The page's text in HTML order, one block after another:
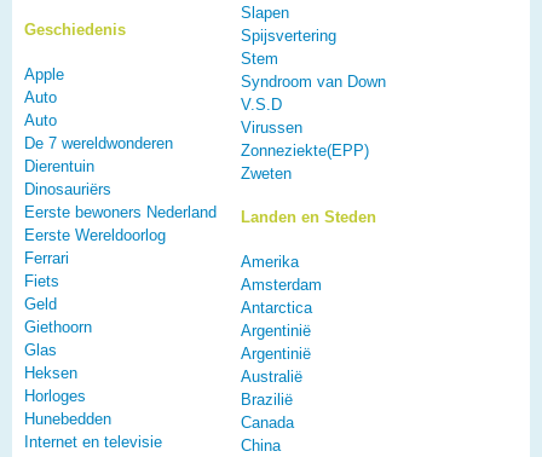
Geschiedenis
Apple
Auto
Auto
De 7 wereldwonderen
Dierentuin
Dinosauriërs
Eerste bewoners Nederland
Eerste Wereldoorlog
Ferrari
Fiets
Geld
Giethoorn
Glas
Heksen
Horloges
Hunebedden
Internet en televisie
Slapen
Spijsvertering
Stem
Syndroom van Down
V.S.D
Virussen
Zonneziekte(EPP)
Zweten
Landen en Steden
Amerika
Amsterdam
Antarctica
Argentinië
Argentinië
Australië
Brazilië
Canada
China